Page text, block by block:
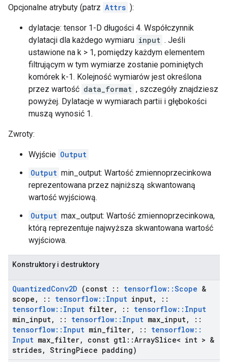
Opcjonalne atrybuty (patrz Attrs ):
dylatacje: tensor 1-D długości 4. Współczynnik
dylatacji dla każdego wymiaru input . Jeśli
ustawione na k > 1, pomiędzy każdym elementem
filtrującym w tym wymiarze zostanie pominiętych
komórek k-1. Kolejność wymiarów jest określona
przez wartość data_format , szczegóły znajdziesz
powyżej. Dylatacje w wymiarach partii i głębokości
muszą wynosić 1.
Zwroty:
Wyjście Output
Output min_output: Wartość zmiennoprzecinkowa
reprezentowana przez najniższą skwantowaną
wartość wyjściową.
Output max_output: Wartość zmiennoprzecinkowa,
którą reprezentuje najwyższa skwantowana wartość
wyjściowa.
Konstruktory i destruktory
QuantizedConv2D (const :: tensorflow::Scope &
scope , :: tensorflow:: Input input,
::
tensorflow:: Input filter, :: tensorflow:: Input
min input, :: tensorflow:: Input max input,
::
tensorflow:: Input min filter, :: tensorflow::
Input max filter, const gtl ::ArraySlice< int > &
strides, StringPiece padding)